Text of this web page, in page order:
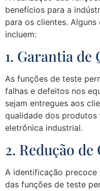
benefícios para a
para os clientes.
incluem:
1. Garantia de
As funções de teste
falhas e defeitos nos
sejam entregues aos
qualidade dos
eletrônica industrial.
2. Redução de
A identificação
das funções de teste